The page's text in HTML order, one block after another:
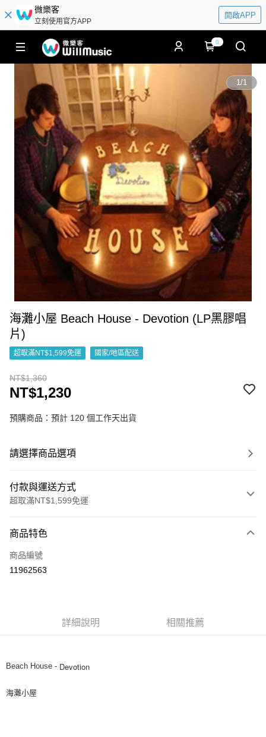
微樂客
立刻使用官方APP
開啟APP
0
1/1
海灘小屋 Beach House - Devotion (LP黑膠唱
片)
超取滿NT$1,599免運 國家/地區配送
NT$1,360
NT$1,230
預購商品：預計 120 個工作天出貨
請選擇商品選項
付款與運送方式
超取滿NT$1,599免運
信用卡一次付款
超商取貨付款
相關說明
AFTEE先享後付是「在收到商品之後才付款」的支付方式。 讓您購物簡單
ATM付款
商品特色
商品編號
11962563
詳細說明 相關推薦
Beach House - Devotion
海灘小屋